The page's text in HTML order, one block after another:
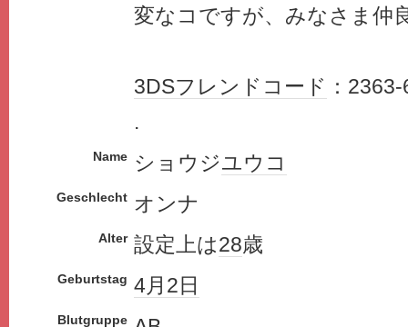
変なコですが、みなさま仲
3DSフレンドコード ：
.
Name ショウジユウコ
Geschlecht オンナ
Alter 設定上は28歳
Geburtstag 4月2日
Blutgruppe